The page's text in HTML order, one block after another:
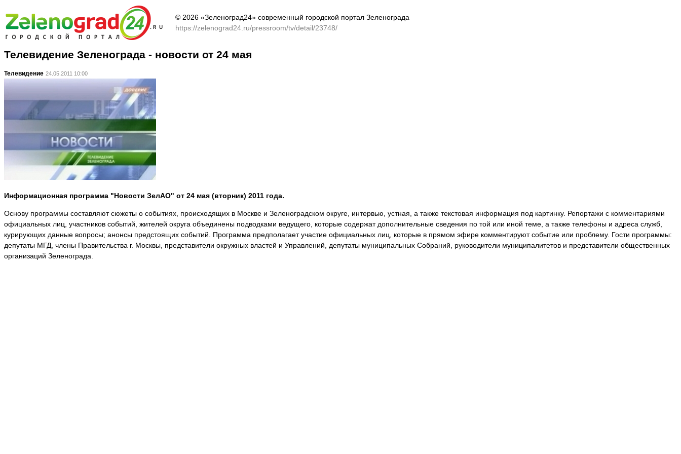
© 2026 «Зеленоград24» современный городской портал Зеленограда
https://zelenograd24.ru/pressroom/tv/detail/23748/
Телевидение Зеленограда - новости от 24 мая
Телевидение 24.05.2011 10:00
Информационная программа "Новости ЗелАО" от 24 мая (вторник) 2011 года.
Основу программы составляют сюжеты о событиях, происходящих в Москве и Зеленоградском округе, интервью, устная, а также текстовая информация под картинку. Репортажи с комментариями
официальных лиц, участников событий, жителей округа объединены подводками ведущего, которые содержат дополнительные сведения по той или иной теме, а также телефоны и адреса служб,
курирующих данные вопросы; анонсы предстоящих событий. Программа предполагает участие официальных лиц, которые в прямом эфире комментируют событие или проблему. Гости программы:
депутаты МГД, члены Правительства г. Москвы, представители окружных властей и Управлений, депутаты муниципальных Собраний, руководители муниципалитетов и представители общественных
организаций Зеленограда.